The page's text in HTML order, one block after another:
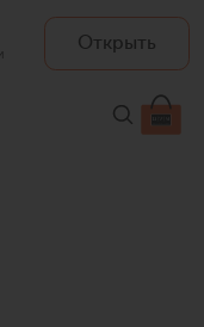
Открыть
45 700 ₽